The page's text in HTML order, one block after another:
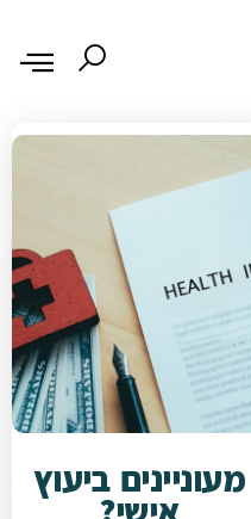
מעוניינים ביעוץ